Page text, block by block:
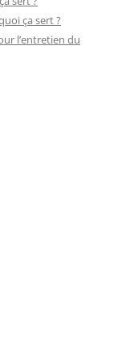
ça sert ?
l’entretien du